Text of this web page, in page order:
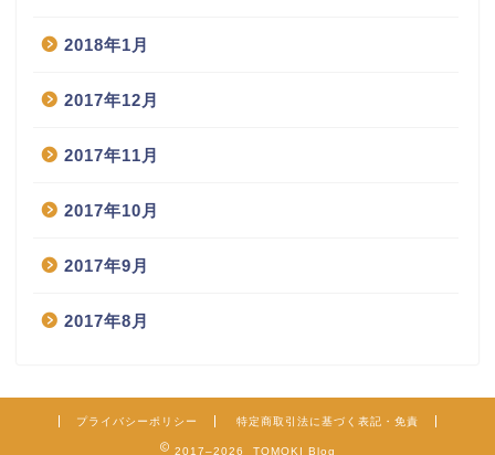
2018年1月
2017年12月
2017年11月
2017年10月
2017年9月
2017年8月
プライバシーポリシー 特定商取引法に基づく表記・免責
2017–2026 TOMOKI Blog